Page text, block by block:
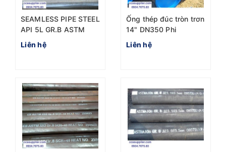
SEAMLESS PIPE STEEL
API 5L GR.B ASTM
A106/A53 DN400
D406.4mm
Liên hệ
Ống thép đúc tròn trơn
14" DN350 Phi
355.6mm
Liên hệ